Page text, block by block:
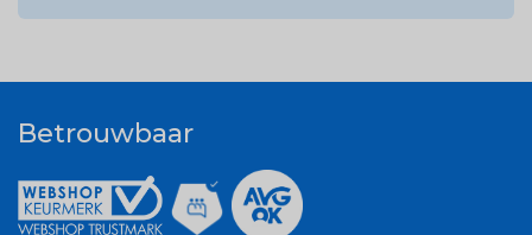
Betrouwbaar